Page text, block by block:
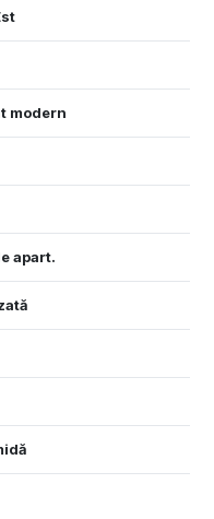
din toate punctele
modern
apart.